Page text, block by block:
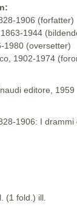
1906 (forfatter)
1944
1980 (oversetter)
1902-1974
editore, 1959
1906: I
(1 fold.) ill.